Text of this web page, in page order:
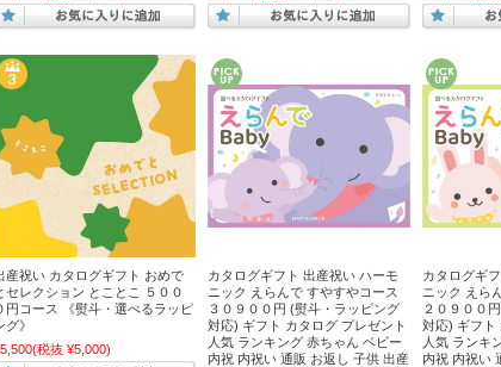
産祝い カタログギフト おめで
セレクション とことこ ５００
円コース 《熨斗・選べるラッピ
グ》
(税抜 ¥5,000)
カタログギフト 出産祝い ハーモ
ニック えらんで すやすやコース
３０９００円 (熨斗・ラッピング
対応) ギフト カタログ プレゼント
人気 ランキング 赤ちゃん ベビー
内祝 内祝い 通販 お返し 子供 出産
カタログギ
ニック えら
２０９００
対応) ギフト
人気 ランキ
内祝 内祝い